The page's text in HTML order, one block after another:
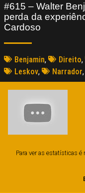
#615 – Walter
perda da
Cardoso
Benjamin, Direito,
Leskov, Narrador,
Para ver as estatísticas